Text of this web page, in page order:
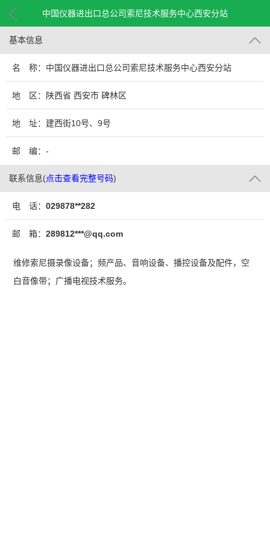
中国仪器进出口总公司索尼技术服务中心西安分站
基本信息
名 称：中国仪器进出口总公司索尼技术服务中心西安分站
地 区：陕西省 西安市 碑林区
地 址：建西街10号、9号
邮 编：-
联系信息(点击查看完整号码)
电 话： 029878**282
邮 箱： 289812***@qq.com
维修索尼摄录像设备；频产品、音响设备、播控设备及配件，空
白音像带；广播电视技术服务。